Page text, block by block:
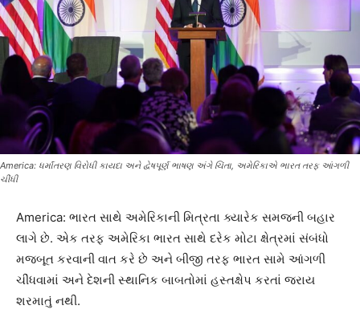
America: ધર્માંતરણ વિરોધી કાયદા અને દ્વેષપૂર્ણ ભાષણ અંગે ચિંતા, અમેરિકાએ ભારત તરફ આંગળી
ચીંધી
America: ભારત સાથે અમેરિકાની મિત્રતા ક્યારેક સમજની બહાર
લાગે છે. એક તરફ અમેરિકા ભારત સાથે દરેક મોટા ક્ષેત્રમાં સંબંધો
મજબૂત કરવાની વાત કરે છે અને બીજી તરફ ભારત સામે આંગળી
ચીંધવામાં અને દેશની સ્થાનિક બાબતોમાં હસ્તક્ષેપ કરતાં જરાય
શરમાતું નથી.